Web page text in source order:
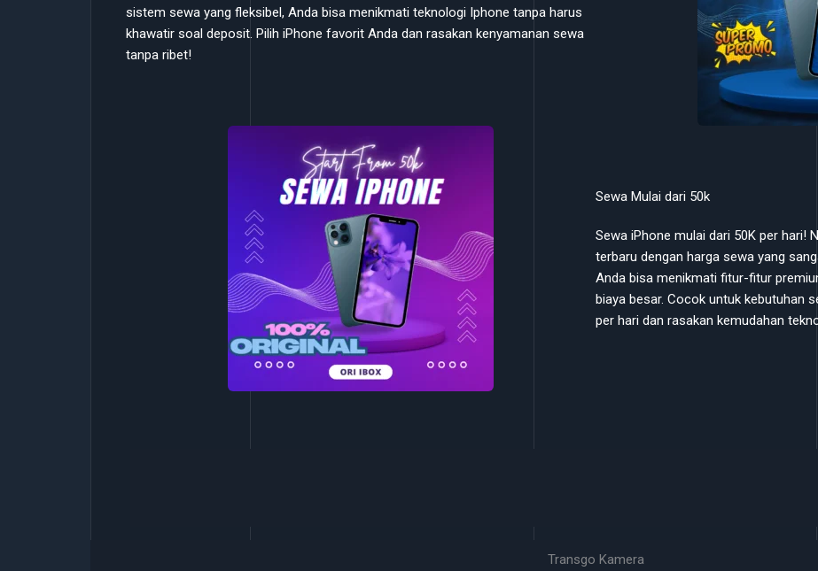
sistem sewa yang fleksibel, Anda bisa menikmati teknologi Iphone tanpa harus
khawatir soal deposit. Pilih iPhone favorit Anda dan rasakan kenyamanan sewa
tanpa ribet!
Sewa Mulai dari 50k
Sewa iPhone mulai dari 50K per hari!
terbaru dengan harga sewa yang
Anda bisa menikmati fitur-fitur
biaya besar. Cocok untuk kebutuhan
per hari dan rasakan kemudahan
Transgo Kamera